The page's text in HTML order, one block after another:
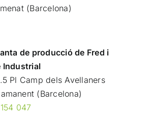
(Barcelona)
de producció de Fred i
Industrial
Pl Camp dels Avellaners
(Barcelona)
047